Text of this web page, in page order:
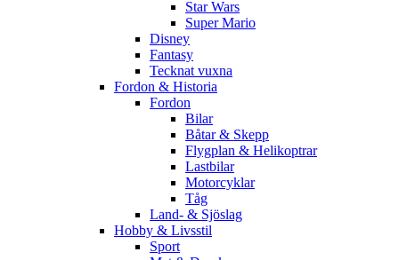
Star Wars
Super Mario
Disney
Fantasy
Tecknat vuxna
Fordon & Historia
Fordon
Bilar
Båtar & Skepp
Flygplan & Helikoptrar
Lastbilar
Motorcyklar
Tåg
Land- & Sjöslag
Hobby & Livsstil
Sport